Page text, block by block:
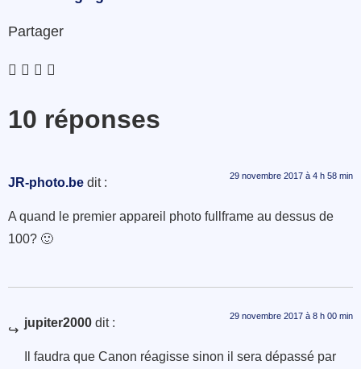
Partager
10 réponses
JR-photo.be dit : 29 novembre 2017 à 4 h 58 min
A quand le premier appareil photo fullframe au dessus de
100? 🙂
jupiter2000 dit : 29 novembre 2017 à 8 h 00 min
Il faudra que Canon réagisse sinon il sera dépassé par